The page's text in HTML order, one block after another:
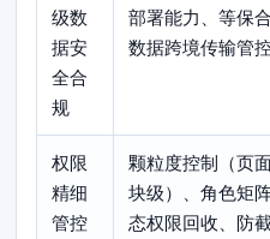
级数
据安
全合
规
部署能力、等保合
数据跨境传输管
权限
精细
管控
颗粒度控制（页
块级）、角色矩
态权限回收、防